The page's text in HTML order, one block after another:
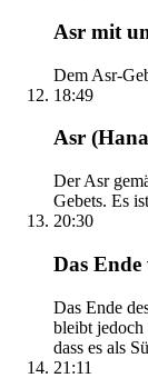
Asr mit
Dem Asr-
18:49
Asr
Der Asr
Gebets. Es
20:30
Das
Das Ende
bleibt jedoch
dass es als
21:11